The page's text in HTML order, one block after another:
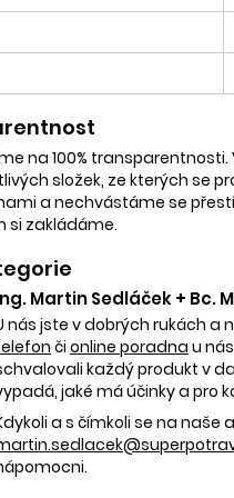
na 100%
složek, ze kterých se
a nechvástáme se
si zakládáme.
Martin Sedláček + Bc.
nás jste v dobrých rukách a
či online poradna u
každý produkt v
jaké má účinky a pro
a s čímkoli se na